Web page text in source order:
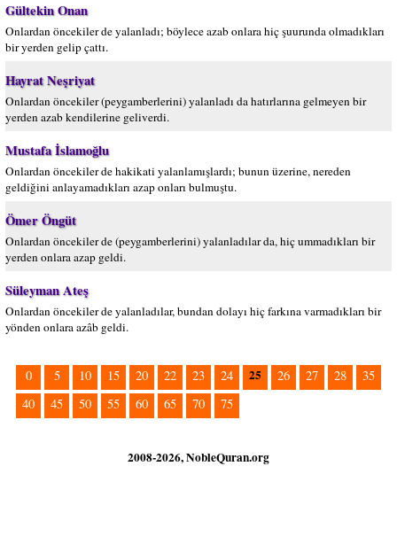
Gültekin Onan
Onlardan öncekiler de yalanladı; böylece azab onlara hiç şuurunda olmadıkları
bir yerden gelip çattı.
Hayrat Neşriyat
Onlardan öncekiler (peygamberlerini) yalanladı da hatırlarına gelmeyen bir
yerden azab kendilerine geliverdi.
Mustafa İslamoğlu
Onlardan öncekiler de hakikati yalanlamışlardı; bunun üzerine, nereden
geldiğini anlayamadıkları azap onları bulmuştu.
Ömer Öngüt
Onlardan öncekiler de (peygamberlerini) yalanladılar da, hiç ummadıkları bir
yerden onlara azap geldi.
Süleyman Ateş
Onlardan öncekiler de yalanladılar, bundan dolayı hiç farkına varmadıkları bir
yönden onlara azâb geldi.
0 5 10 15 20 22 23 24 25 26 27 28
35
40
45 50 55 60 65 70 75
2008-2026, NobleQuran.org